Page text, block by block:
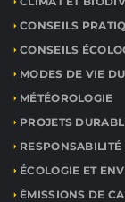
CONSEILS
CONSEILS
MODES DE VIE
MÉTÉOROLOGIE
PROJETS
RESPONSABILITÉ
ÉCOLOGIE ET
ÉMISSIONS DE